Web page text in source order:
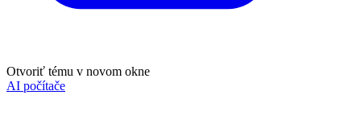
Otvoriť tému v novom okne
AI počítače